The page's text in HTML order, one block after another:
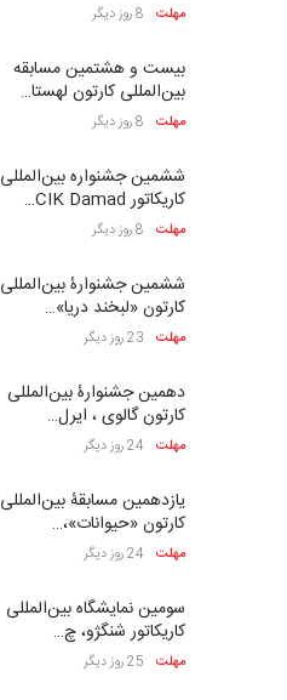
مهلت 8 روز دیگر
بیست و هشتمین مسابقه
بین‌المللی کارتون لهستا…
مهلت 8 روز دیگر
ششمین جشنواره بین‌المللی
کاریکاتور CIK Damad…
مهلت 8 روز دیگر
ششمین جشنوارۀ بین‌المللی
کارتون «لبخند دریا»…
مهلت 23 روز دیگر
دهمین جشنوارۀ بین‌المللی
کارتون گالوی ، ایرل…
مهلت 24 روز دیگر
یازدهمین مسابقۀ بین‌المللی
کارتون «حیوانات»،…
مهلت 24 روز دیگر
سومین نمایشگاه بین‌المللی
کاریکاتور شنگژو، چ…
مهلت 25 روز دیگر